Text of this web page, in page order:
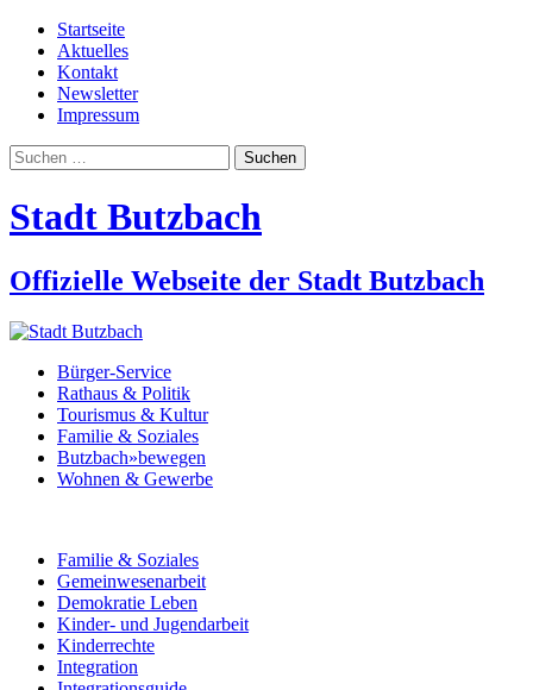
Startseite
Aktuelles
Kontakt
Newsletter
Impressum
Suchen
nach:
Stadt Butzbach
Offizielle Webseite der Stadt Butzbach
Bürger-Service
Rathaus & Politik
Tourismus & Kultur
Familie & Soziales
Butzbach»bewegen
Wohnen & Gewerbe
Familie & Soziales
Gemeinwesenarbeit
Demokratie Leben
Kinder- und Jugendarbeit
Kinderrechte
Integration